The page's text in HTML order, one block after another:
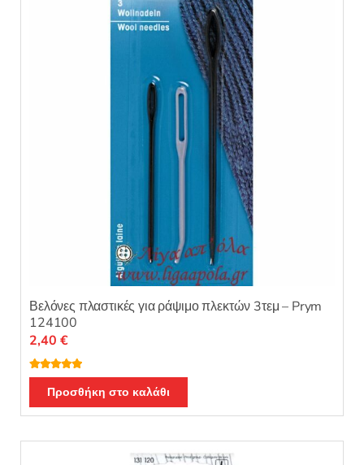
Βελόνες πλαστικές για ράψιμο πλεκτών 3τεμ – Prym
124100
Βαθμολογή
θηκε με 5.00
από 5
2,40 €
Προσθήκη στο καλάθι